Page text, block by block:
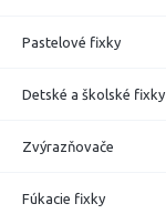
Pastelové fixky
Detské a školské fixky
Zvýrazňovače
Fúkacie fixky